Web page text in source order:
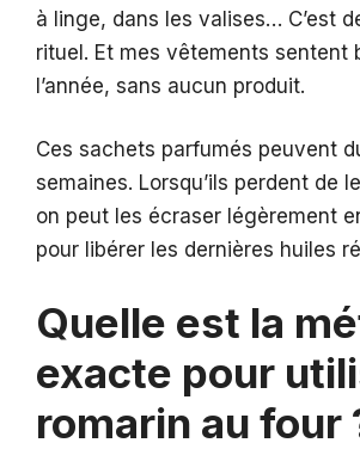
à linge, dans les valises… C’est
rituel. Et mes vêtements sentent
l’année, sans aucun produit.
Ces sachets parfumés peuvent
semaines. Lorsqu’ils perdent de
on peut les écraser légèrement
pour libérer les dernières huiles
Quelle est la
exacte pour
romarin au four